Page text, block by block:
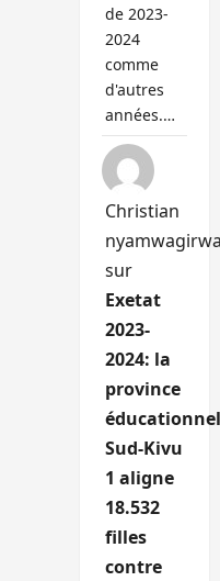
de 2023-
2024
comme
d'autres
années.…
Christian
sur
Exetat
2023-
2024: la
province
Sud-Kivu
1 aligne
18.532
filles
contre